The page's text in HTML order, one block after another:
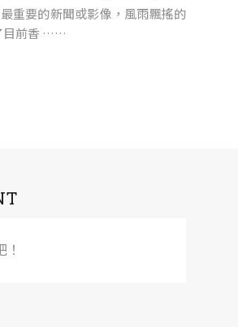
重要的新聞或影像，風雨飄搖的
目前香 ……
！